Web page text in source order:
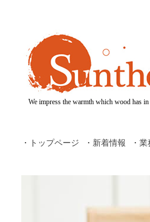
We impress the warmth which wood has
・トップページ ・新着情報 ・